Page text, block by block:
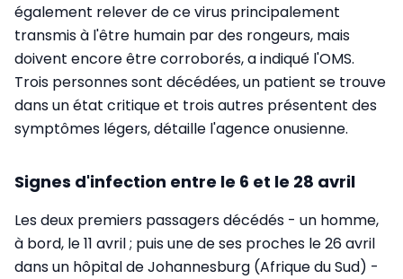
également relever de ce virus principalement
transmis à l'être humain par des rongeurs, mais
doivent encore être corroborés, a indiqué l'OMS.
Trois personnes sont décédées, un patient se trouve
dans un état critique et trois autres présentent des
symptômes légers, détaille l'agence onusienne.
Signes d'infection entre le 6 et le 28 avril
Les deux premiers passagers décédés - un homme,
à bord, le 11 avril ; puis une de ses proches le 26 avril
dans un hôpital de Johannesburg (Afrique du Sud) -